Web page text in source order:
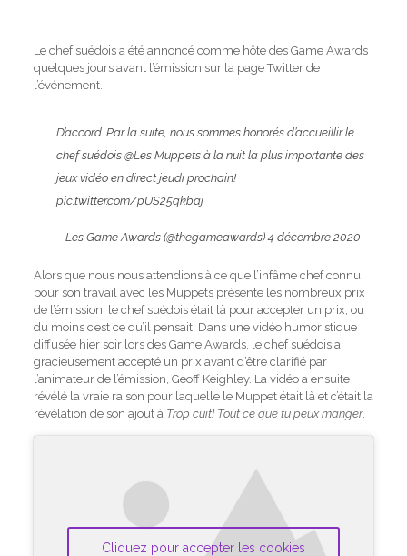
Le chef suédois a été annoncé comme hôte des Game Awards
quelques jours avant l’émission sur la page Twitter de
l’événement.
D’accord. Par la suite, nous sommes honorés d’accueillir le
chef suédois @Les Muppetsà la nuit la plus importante des
jeux vidéo en direct jeudi prochain!
pic.twitter.com/pUS25qkbaj
– Les Game Awards (@thegameawards)4 décembre 2020
Alors que nous nous attendions à ce que l’infâme chef connu
pour son travail avec les Muppets présente les nombreux prix
de l’émission, le chef suédois était là pour accepter un prix, ou
du moins c’est ce qu’il pensait. Dans une vidéo humoristique
diffusée hier soir lors des Game Awards, le chef suédois a
gracieusement accepté un prix avant d’être clarifié par
l’animateur de l’émission, Geoff Keighley. La vidéo a ensuite
révélé la vraie raison pour laquelle le Muppet était là et c’était la
révélation de son ajout à Trop cuit! Tout ce que tu peux manger.
Cliquez pour accepter les cookies